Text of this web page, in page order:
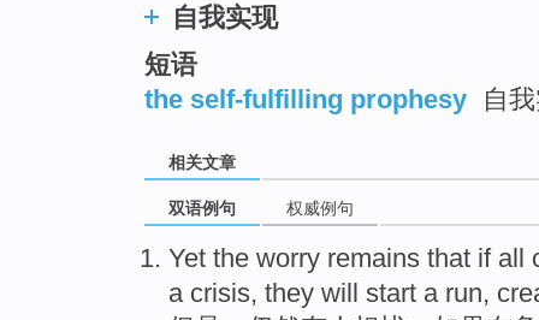
自我实现
短语
the self-fulfilling prophesy
自
相关文章
双语例句 权威例句
Yet the worry remains that if all
a crisis, they will start a run,